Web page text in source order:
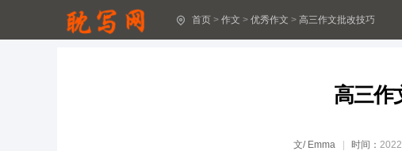
首页 > 作文 > 优秀作文 > 高三作文批改技巧
高三作
文/ Emma 时间：
【推荐】优秀作文9篇